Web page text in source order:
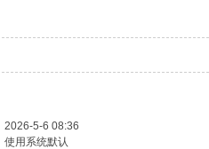
2026-5-6 08:36
使用系统默认